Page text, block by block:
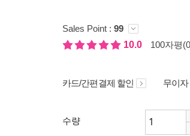
Sales Point : 99
10.0
100자평
카드/간편결제 할인 무이
수량